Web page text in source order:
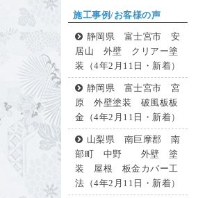
施工事例/お客様の声
静岡県 富士宮市 安
居山 外壁 クリアー塗
装（4年2月11日・新着）
静岡県 富士宮市 宮
原 外壁塗装 破風板板
金（4年2月11日・新着）
山梨県 南巨摩郡 南
部町 中野 外壁 塗
装 屋根 板金カバー工
法（4年2月11日・新着）